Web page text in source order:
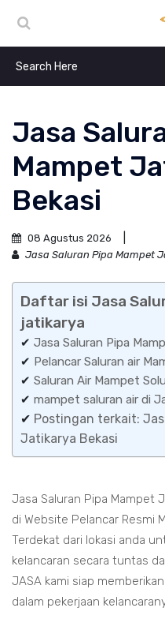
Jasa
Mampet
Bekasi
08 Agustus 2026
Jasa Saluran Pipa Mampet
Daftar isi Jasa
jatikarya
✔ Jasa Saluran Pipa
✔ Pelancar Saluran air
✔ Saluran Air Mampet
✔ mampet saluran air di
✔ Postingan terkait:
Jatikarya Bekasi
Jasa Saluran Pipa Mampet
di Website Pelancar Resmi
Terdekat dari lokasi anda
kelancaran secara tuntas
JASA kami siap
dalam pekerjaan